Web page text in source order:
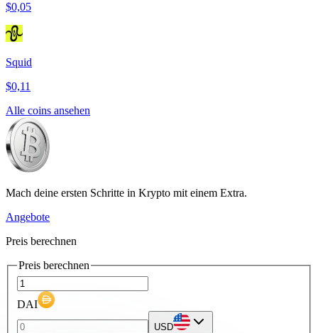
$0,05
Squid
$0,11
Alle coins ansehen
Mach deine ersten Schritte in Krypto mit einem Extra.
Angebote
Preis berechnen
Preis berechnen
DAI
USD